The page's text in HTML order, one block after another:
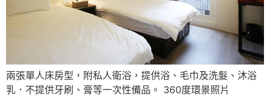
兩張單人床房型，附私人衛浴，提供浴、毛巾及洗髮、沐浴
乳．不提供牙刷、膏等一次性備品。 360度環景照片